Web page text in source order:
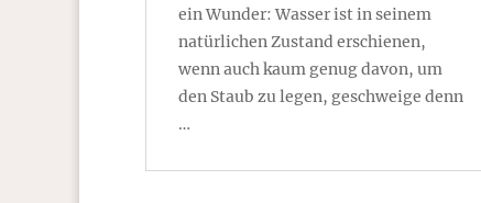
ein Wunder: Wasser ist in seinem
natürlichen Zustand erschienen,
wenn auch kaum genug davon, um
den Staub zu legen, geschweige denn
…